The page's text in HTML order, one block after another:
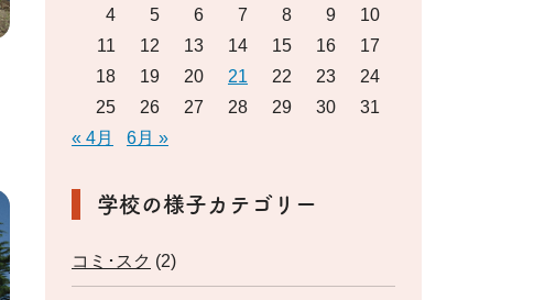
4
5 6 7 8 9
10
11
12 13 14 15 16
17
18
19 20 21 22 23
24
25
26 27 28 29 30
31
« 4月
6月 »
学校の様子カテゴリー
コミ･スク (2)